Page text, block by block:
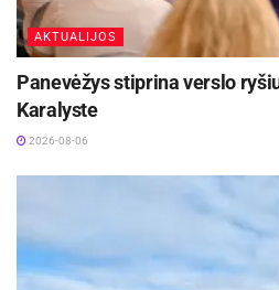
AKTUALIJOS
Panevėžys stiprina verslo
Karalyste
2026-08-06